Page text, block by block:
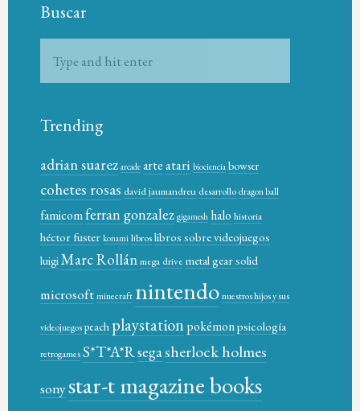
Buscar
Trending
adrian suarez arcade arteatari biociencia bowser
cohetes rosas david jaumandreu desarrollodragon ball
famicomferran gonzalez gigamesh halo historia
héctor fuster konami libroslibros sobre videojuegos
luigiMarc Rollánmega drive metal gear solid
microsoftminecraft nintendonuestros hijos y sus
videojuegospeach playstationpokémonpsicología
retrogamesS*T*A*Rsegasherlock holmes
sonystar-t magazine books